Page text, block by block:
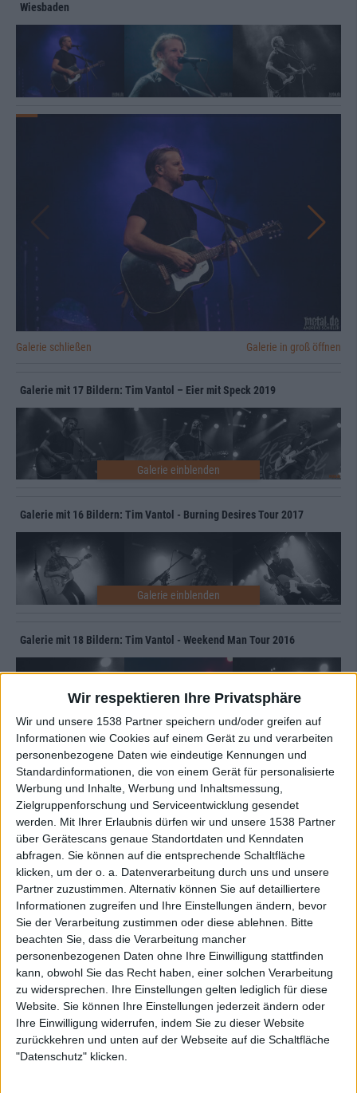
Wir respektieren Ihre Privatsphäre
Wir und unsere 1538 Partner speichern und/oder greifen auf
Informationen wie Cookies auf einem Gerät zu und verarbeiten
personenbezogene Daten wie eindeutige Kennungen und
Standardinformationen, die von einem Gerät für personalisierte
Werbung und Inhalte, Werbung und Inhaltsmessung,
Zielgruppenforschung und Serviceentwicklung gesendet
werden. Mit Ihrer Erlaubnis dürfen wir und unsere 1538 Partner
über Gerätescans genaue Standortdaten und Kenndaten
abfragen. Sie können auf die entsprechende Schaltfläche
klicken, um der o. a. Datenverarbeitung durch uns und unsere
Partner zuzustimmen. Alternativ können Sie auf detailliertere
Informationen zugreifen und Ihre Einstellungen ändern, bevor
Sie der Verarbeitung zustimmen oder diese ablehnen. Bitte
beachten Sie, dass die Verarbeitung mancher
personenbezogenen Daten ohne Ihre Einwilligung stattfinden
kann, obwohl Sie das Recht haben, einer solchen Verarbeitung
zu widersprechen. Ihre Einstellungen gelten lediglich für diese
Website. Sie können Ihre Einstellungen jederzeit ändern oder
Ihre Einwilligung widerrufen, indem Sie zu dieser Website
zurückkehren und unten auf der Webseite auf die Schaltfläche
"Datenschutz" klicken.
Wiesbaden
Galerie schließen Galerie in groß öffnen
Galerie mit 17 Bildern: Tim Vantol – Eier mit Speck 2019
Galerie mit 16 Bildern: Tim Vantol - Burning Desires Tour 2017
Galerie mit 18 Bildern: Tim Vantol - Weekend Man Tour 2016
Zur Startseite
Newsletter abonnieren
Interessante Alben finden
Auf der Suche nach neuer Mucke? Durchsuche unser Review-Archiv mit